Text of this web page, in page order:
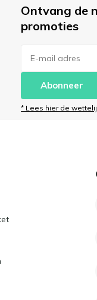
Ontvang de
promoties
Abonneer
* Lees hier de